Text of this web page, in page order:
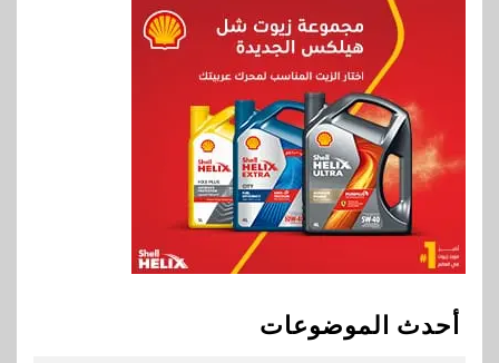
أحدث الموضوعات
بنك الإسكندرية يطلق الحساب
الجاري “ابدأ” اليومي
اخبار سيارات
شبكة لشحن المركبات الكهربائية
في مصر
10
بنوك
رئيسًا تنفيذيًا للمعاملات المصرفية